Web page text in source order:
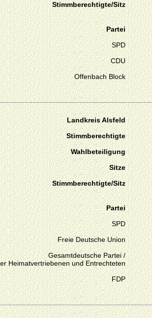
Stimmberechtigte/Sitz
Partei
SPD
CDU
Offenbach Block
Landkreis Alsfeld
Stimmberechtigte
Wahlbeteiligung
Sitze
Stimmberechtigte/Sitz
Partei
SPD
Freie Deutsche Union
Gesamtdeutsche Partei /
Heimatvertriebenen und Entrechteten
FDP